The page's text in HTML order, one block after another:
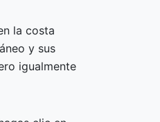
la costa
y sus
igualmente